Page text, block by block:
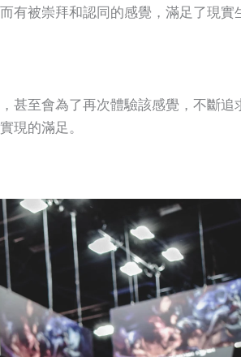
有被崇拜和認同的感覺，滿足了現實
甚至會為了再次體驗該感覺，不斷追
現的滿足。